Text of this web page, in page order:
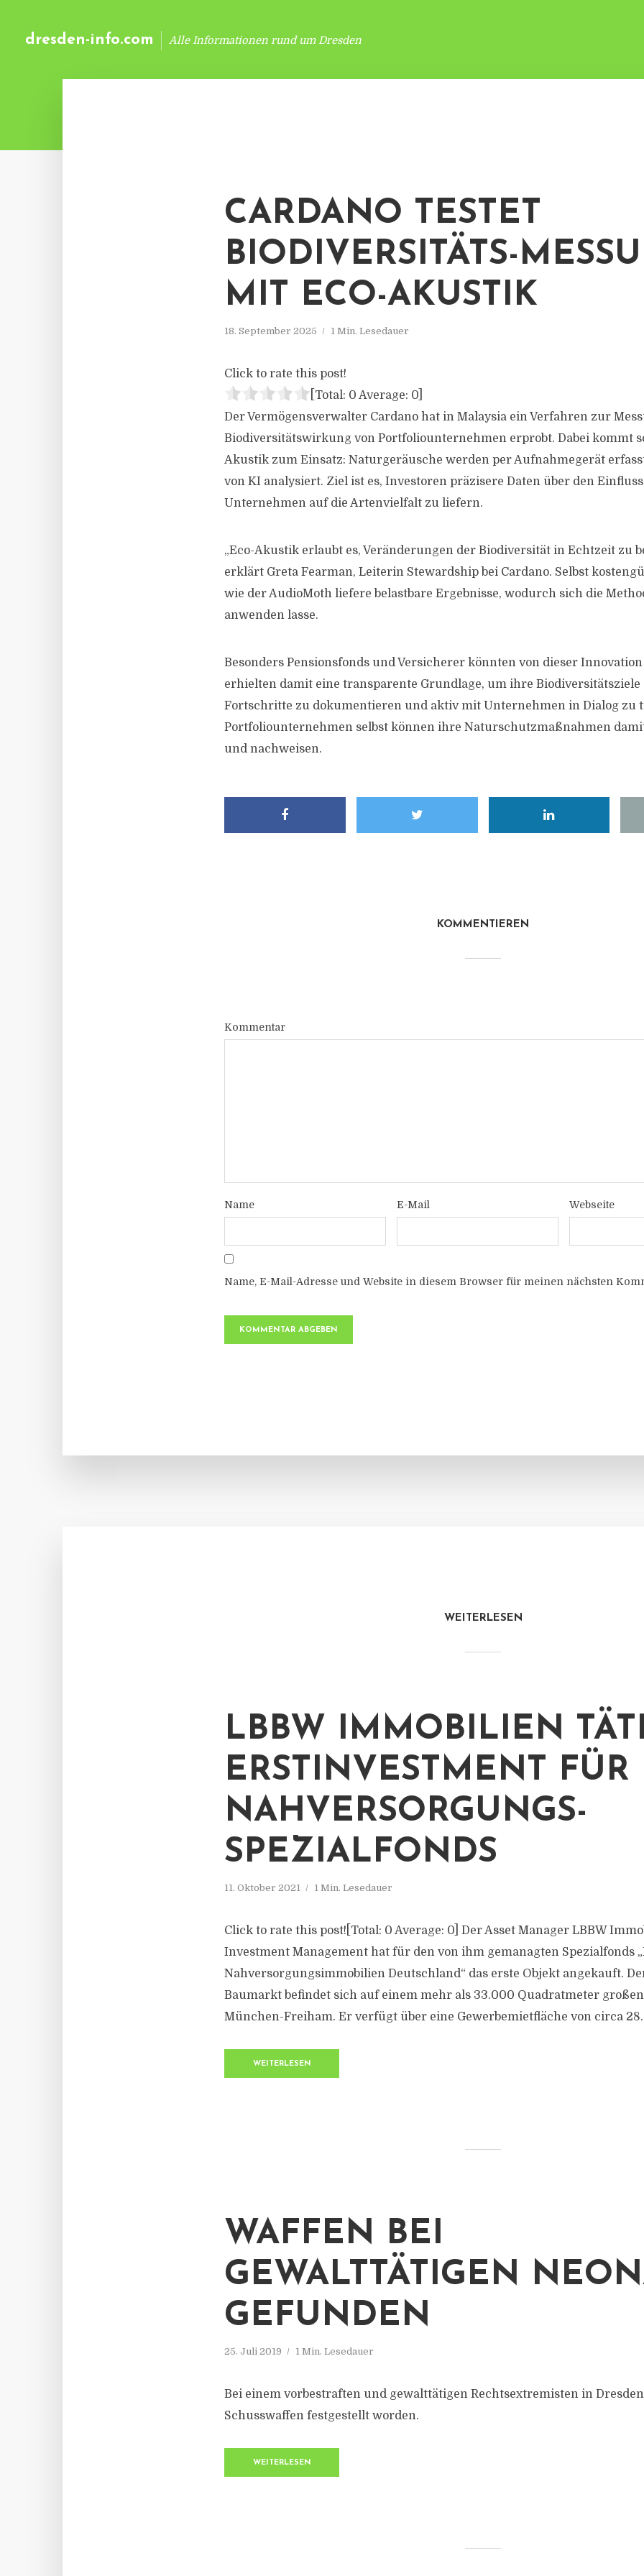
dresden-info.com Alle Informationen rund um Dresden
CARDANO TESTET
BIODIVERSITÄTS-
MIT ECO-AKUSTIK
18. September 2025 1 Min. Lesedauer
Click to rate this post!
[Total: 0 Average: 0
Der Vermögensverwalter Cardano hat in Malaysia ein Verfahren zur
Biodiversitätswirkung von Portfoliounternehmen erprobt. Dabei kommt
Akustik zum Einsatz: Naturgeräusche werden per Aufnahmegerät
von KI analysiert. Ziel ist es, Investoren präzisere Daten über den
Unternehmen auf die Artenvielfalt zu liefern.
„Eco-Akustik erlaubt es, Veränderungen der Biodiversität in Echtzeit zu
erklärt Greta Fearman, Leiterin Stewardship bei Cardano. Selbst
wie der AudioMoth liefere belastbare Ergebnisse, wodurch sich die
anwenden lasse.
Besonders Pensionsfonds und Versicherer könnten von dieser
erhielten damit eine transparente Grundlage, um ihre
Fortschritte zu dokumentieren und aktiv mit Unternehmen in Dialog zu
Portfoliounternehmen selbst können ihre Naturschutzmaßnahmen
und nachweisen.
KOMMENTIEREN
Kommentar
Name E-Mail Webseite
Name, E-Mail-Adresse und Website in diesem Browser für meinen nächsten
WEITERLESEN
LBBW IMMOBILIEN
ERSTINVESTMENT FÜR
NAHVERSORGUNGS-
SPEZIALFONDS
11. Oktober 2021 1 Min. Lesedauer
Click to rate this post![Total: 0 Average: 0] Der Asset Manager LBBW
Investment Management hat für den von ihm gemanagten Spezialfonds
Nahversorgungsimmobilien Deutschland“ das erste Objekt angekauft.
Baumarkt befindet sich auf einem mehr als 33.000 Quadratmeter
München-Freiham. Er verfügt über eine Gewerbemietfläche von circa
WEITERLESEN
WAFFEN BEI
GEWALTTÄTIGEN
GEFUNDEN
25. Juli 2019 1 Min. Lesedauer
Bei einem vorbestraften und gewalttätigen Rechtsextremisten in
Schusswaffen festgestellt worden.
WEITERLESEN